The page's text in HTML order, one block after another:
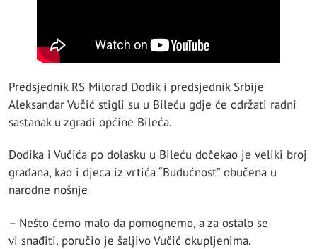
Predsjednik RS Milorad Dodik i predsjednik Srbije
Aleksandar Vučić stigli su u Bileću gdje će održati radni
sastanak u zgradi općine Bileća.
Dodika i Vučića po dolasku u Bileću dočekao je veliki broj
građana, kao i djeca iz vrtića “Budućnost” obučena u
narodne nošnje
– Nešto ćemo malo da pomognemo, a za ostalo se
vi snađiti, poručio je šaljivo Vučić okupljenima.